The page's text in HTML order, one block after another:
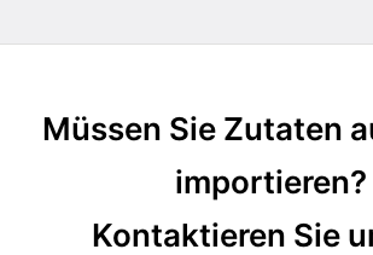
Müssen Sie Zutaten
importieren?
Kontaktieren Sie